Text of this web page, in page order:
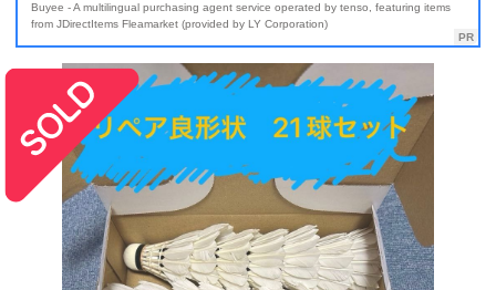
Buyee - A multilingual purchasing agent service operated by tenso, featuring items
from JDirectItems Fleamarket (provided by LY Corporation)